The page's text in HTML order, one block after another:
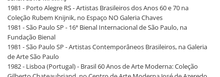
1981 - Porto Alegre RS - Artistas Brasileiros dos Anos 60 e 70 na
Coleção Rubem Knijnik, no Espaço NO Galeria Chaves
1981 - São Paulo SP - 16ª Bienal Internacional de São Paulo, na
Fundação Bienal
1981 - São Paulo SP - Artistas Contemporâneos Brasileiros, na Galeria
de Arte São Paulo
1982 - Lisboa (Portugal) - Brasil 60 Anos de Arte Moderna: Coleção